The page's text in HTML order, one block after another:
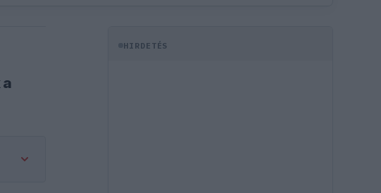
HIRDETÉS